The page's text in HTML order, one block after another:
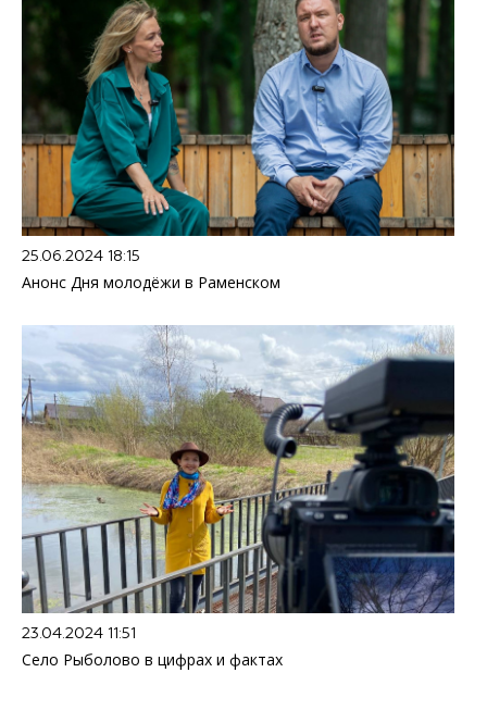
25.06.2024 18:15
Анонс Дня молодёжи в Раменском
23.04.2024 11:51
Село Рыболово в цифрах и фактах